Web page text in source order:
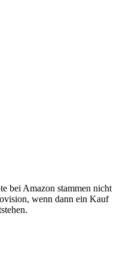
bei Amazon stammen nicht
wenn dann ein Kauf